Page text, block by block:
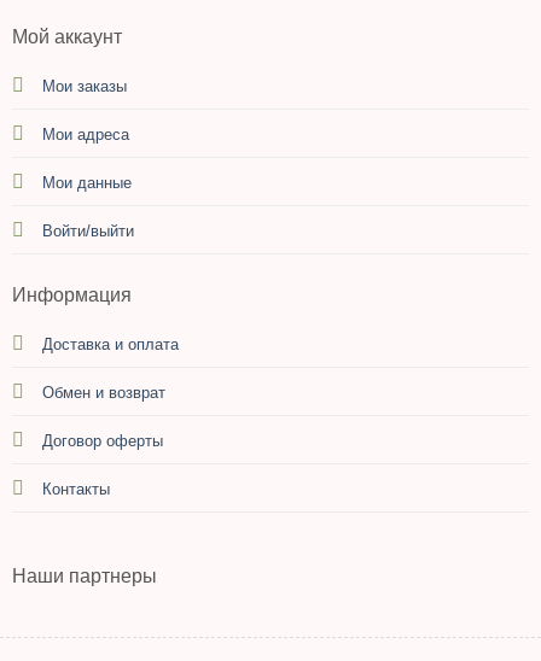
Мой аккаунт
Мои заказы
Мои адреса
Мои данные
Войти/выйти
Информация
Доставка и оплата
Обмен и возврат
Договор оферты
Контакты
Наши партнеры